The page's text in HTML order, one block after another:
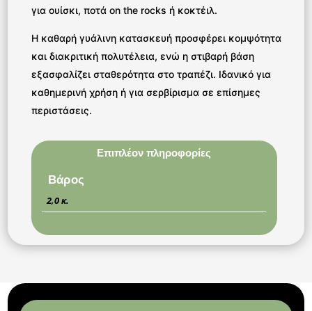
για ουίσκι, ποτά on the rocks ή κοκτέιλ.
Η καθαρή γυάλινη κατασκευή προσφέρει κομψότητα
και διακριτική πολυτέλεια, ενώ η στιβαρή βάση
εξασφαλίζει σταθερότητα στο τραπέζι. Ιδανικό για
καθημερινή χρήση ή για σερβίρισμα σε επίσημες
περιστάσεις.
Επιπλέον πληροφορίες
Βάρος
2,0 κ.